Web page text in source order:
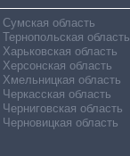
Сумская область
Тернопольская область
Харьковская область
Херсонская область
Хмельницкая область
Черкасская область
Черниговская область
Черновицкая область